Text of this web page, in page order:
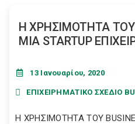
Η ΧΡΗΣΙΜΟΤΗΤΑ ΤΟΥ
ΜΙΑ STARTUP
13 Ιανουαρίου, 2020
ΕΠΙΧΕΙΡΗΜΑΤΙΚΟ ΣΧΕΔΙΟ
Η ΧΡΗΣΙΜΟΤΗΤΑ ΤΟΥ